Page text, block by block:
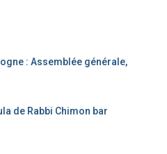
: Assemblée générale,
de Rabbi Chimon bar